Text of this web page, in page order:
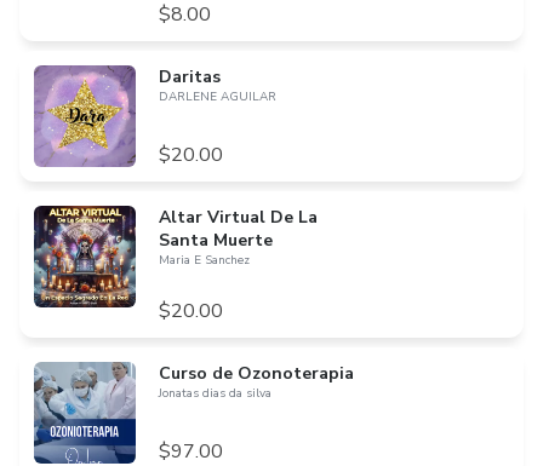
$8.00
Daritas
DARLENE AGUILAR
$20.00
Altar Virtual De La
Santa Muerte
Maria E Sanchez
$20.00
Curso de Ozonoterapia
Jonatas dias da silva
$97.00